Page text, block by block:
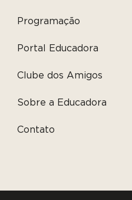
Programação
Portal Educadora
Clube dos Amigos
Sobre a Educadora
Contato